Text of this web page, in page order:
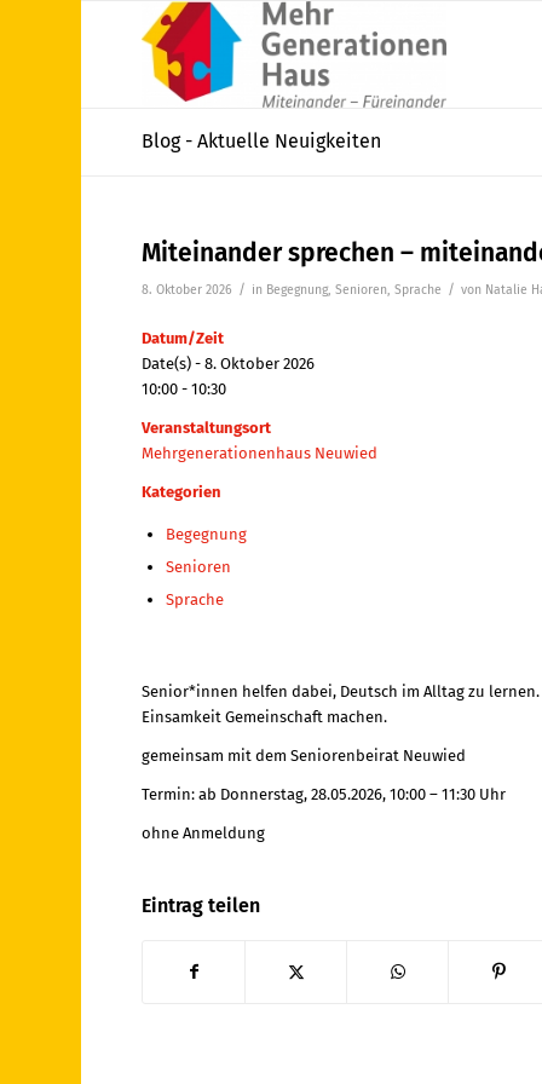
Blog - Aktuelle Neuigkeiten
Miteinander sprechen –
8. Oktober 2026 / in Begegnung,Senioren,Sprache / von Natalie
Datum/Zeit
Date(s) - 8. Oktober 2026
10:00 - 10:30
Veranstaltungsort
Mehrgenerationenhaus Neuwied
Kategorien
Begegnung
Senioren
Sprache
Senior*innen helfen dabei, Deutsch im Alltag zu
Einsamkeit Gemeinschaft machen.
gemeinsam mit dem Seniorenbeirat Neuwied
Termin: ab Donnerstag, 28.05.2026, 10:00 – 11:30 Uhr
ohne Anmeldung
Eintrag teilen